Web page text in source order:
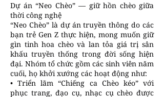
Dự án “Neo Chèo” — giữ hồn chèo giữa
thời công nghệ
“Neo Chèo” là dự án truyền thông do các
bạn trẻ Gen Z thực hiện, mong muốn giữ
gìn tinh hoa chèo và lan tỏa giá trị sân
khấu truyền thống trong đời sống hiện
đại. Nhóm tổ chức gồm các sinh viên năm
cuối, họ khởi xướng các hoạt động như:
• Triển lãm “Chiếng ca Chèo kéo” với
phục trang, đạo cụ, nhạc cụ chèo được